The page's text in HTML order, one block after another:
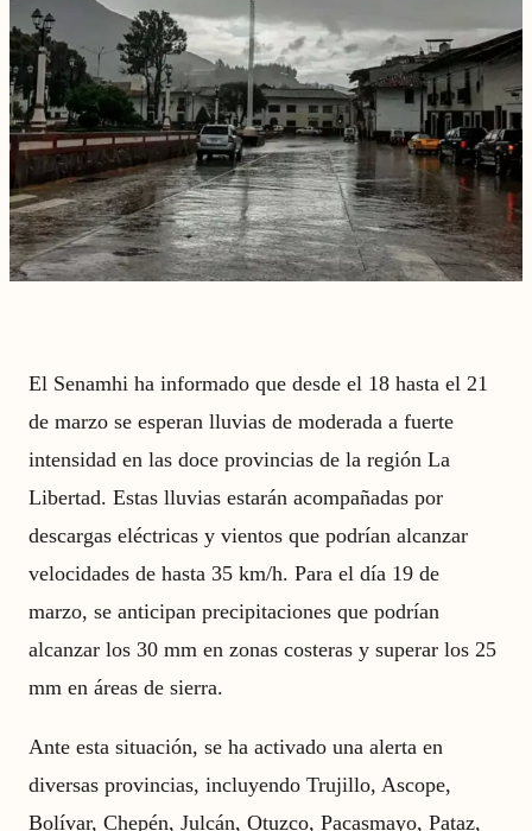
El Senamhi ha informado que desde el 18 hasta el 21
de marzo se esperan lluvias de moderada a fuerte
intensidad en las doce provincias de la región La
Libertad. Estas lluvias estarán acompañadas por
descargas eléctricas y vientos que podrían alcanzar
velocidades de hasta 35 km/h. Para el día 19 de
marzo, se anticipan precipitaciones que podrían
alcanzar los 30 mm en zonas costeras y superar los 25
mm en áreas de sierra.
Ante esta situación, se ha activado una alerta en
diversas provincias, incluyendo Trujillo, Ascope,
Bolívar, Chepén, Julcán, Otuzco, Pacasmayo, Pataz,